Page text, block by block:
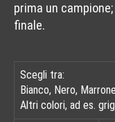
prima un
finale.
Scegli tra:
Bianco, Nero,
Altri colori, ad es.